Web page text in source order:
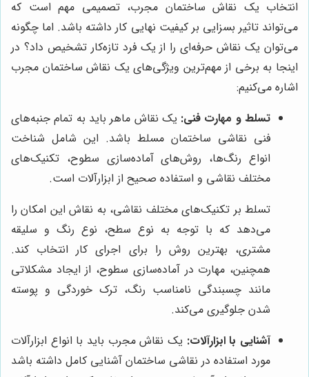
انتخاب یک نقاش ساختمان مجرب، تصمیمی مهم است که
می‌تواند تاثیر بسزایی بر کیفیت نهایی کار داشته باشد. اما چگونه
می‌توان یک نقاش حرفه‌ای را از یک فرد تازه‌کار تشخیص داد؟ در
اینجا به برخی از مهم‌ترین ویژگی‌های یک نقاش ساختمان مجرب
اشاره می‌کنیم:
تسلط و مهارت فنی: یک نقاش ماهر باید به تمام جنبه‌های
فنی نقاشی ساختمان مسلط باشد. این شامل شناخت
انواع رنگ‌ها، روش‌های آماده‌سازی سطوح، تکنیک‌های
مختلف نقاشی و استفاده صحیح از ابزارآلات است.
تسلط بر تکنیک‌های مختلف نقاشی، به نقاش این امکان را
می‌دهد که با توجه به نوع سطح، نوع رنگ و سلیقه
مشتری، بهترین روش را برای اجرای کار انتخاب کند.
همچنین، مهارت در آماده‌سازی سطوح، از ایجاد مشکلاتی
مانند چسبندگی نامناسب رنگ، ترک خوردگی و پوسته
شدن جلوگیری می‌کند.
آشنایی با ابزارآلات: یک نقاش مجرب باید با انواع ابزارآلات
مورد استفاده در نقاشی ساختمان آشنایی کامل داشته باشد